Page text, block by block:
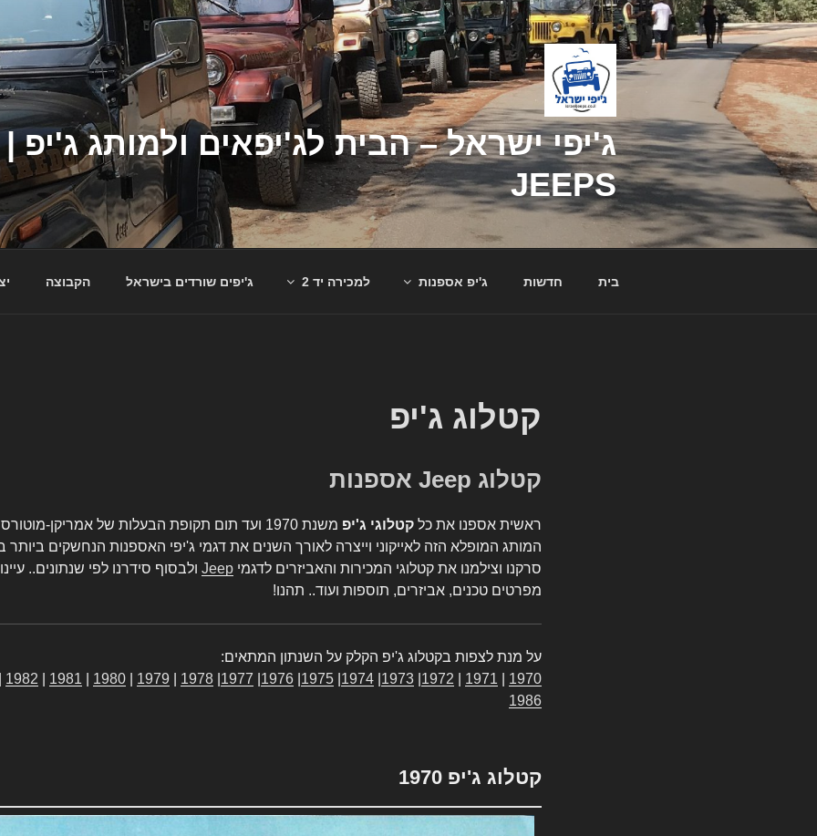
דילוג
לתוכן
JEEPS
בית חדשות ג'יפ אספנות למכירה יד 2 ג'יפים שורדים בישראל הקבוצה
קטלוג ג'יפ
קטלוג Jeep אספנות
ראשית אספנו את כל קטלוגי ג'יפ
משנת 1970 ועד תום תקופת הבעלות של אמריקן-
המותג המופלא הזה לאייקוני וייצרה לאורך השנים את דגמי ג'יפי האספנות הנחשקים
סרקנו וצילמנו את קטלוגי המכירות והאביזרים לדגמי Jeep ולבסוף סידרנו לפי שנתונים..
מפרטים טכנים, אביזרים, תוספות ועוד.. תהנו!
על מנת לצפות בקטלוג ג'יפ הקלק על השנתון המתאים:
1970
1971
1972
1973
1974
1975
1976
1977
1978
1979
1980
1981
1982
1986
קטלוג ג'יפ 1970